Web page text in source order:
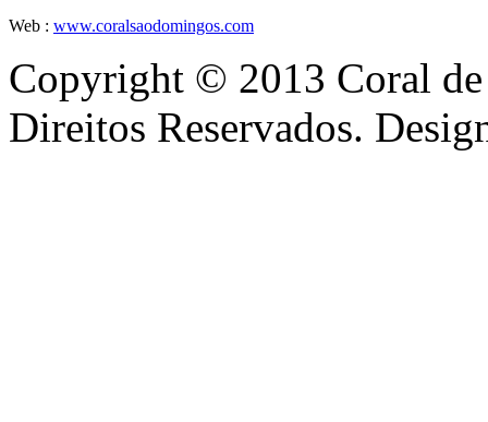
Web : www.coralsaodomingos.com
Copyright © 2013 Coral
Direitos Reservados.